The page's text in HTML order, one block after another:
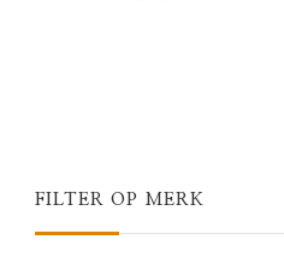
FILTER OP MERK